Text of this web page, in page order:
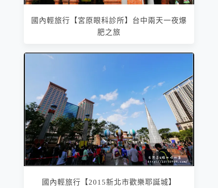
國內輕旅行【宮原眼科診所】台中兩天一夜爆
肥之旅
國內輕旅行【2015新北市歡樂耶誕城】